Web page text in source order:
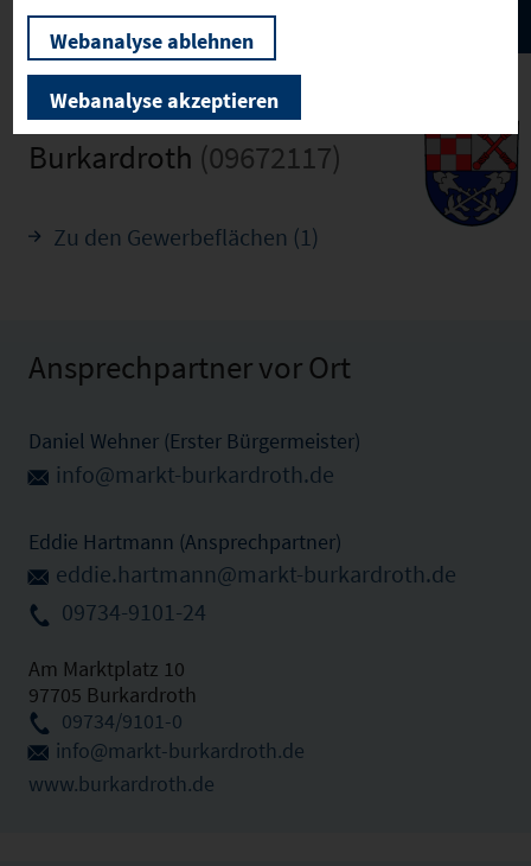
Burkardroth (09672117)
Zu den Gewerbeflächen (1)
Ansprechpartner vor Ort
Daniel Wehner (Erster Bürgermeister)
info@markt-burkardroth.de
Eddie Hartmann (Ansprechpartner)
eddie.hartmann@markt-burkardroth.de
09734-9101-24
Am Marktplatz 10
97705 Burkardroth
09734/9101-0
info@markt-burkardroth.de
www.burkardroth.de
Webanalyse ablehnen
Webanalyse akzeptieren